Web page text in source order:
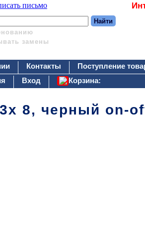
замены
Контакты Поступление
Вход
Корзина:
8, черный on-